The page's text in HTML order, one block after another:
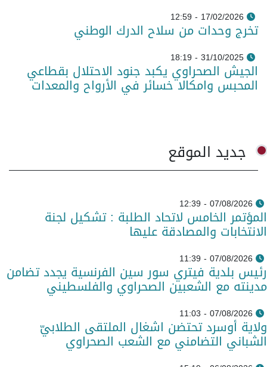
17/02/2026 - 12:59
تخرج وحدات من سلاح الدرك الوطني
31/10/2025 - 18:19
الجيش الصحراوي يكبد جنود الاحتلال بقطاعي
المحبس وامكالا خسائر في الأرواح والمعدات
جديد الموقع
07/08/2026 - 12:39
المؤتمر الخامس لاتحاد الطلبة : تشكيل لجنة
الانتخابات والمصادقة عليها
07/08/2026 - 11:39
رئيس بلدية فيتري سور سين الفرنسية يجدد تضامن
مدينته مع الشعبين الصحراوي والفلسطيني
07/08/2026 - 11:03
ولاية أوسرد تحتضن اشغال الملتقى الطلابيّ
الشباني التضامني مع الشعب الصحراوي